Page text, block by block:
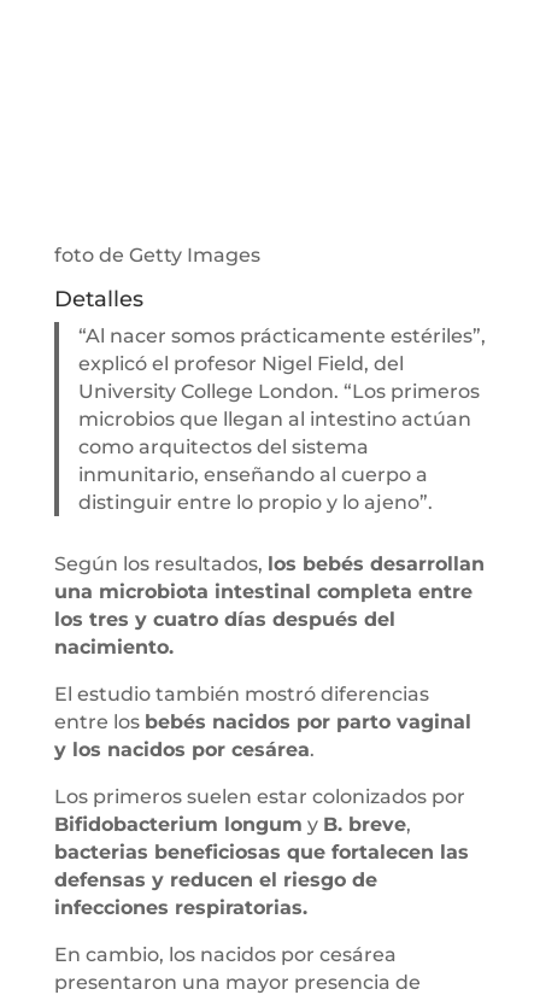
foto de Getty Images
Detalles
“Al nacer somos prácticamente estériles”,
explicó el profesor Nigel Field, del
University College London. “Los primeros
microbios que llegan al intestino actúan
como arquitectos del sistema
inmunitario, enseñando al cuerpo a
distinguir entre lo propio y lo ajeno”.
Según los resultados, los bebés desarrollan
una microbiota intestinal completa entre
los tres y cuatro días después del
nacimiento.
El estudio también mostró diferencias
entre los bebés nacidos por parto vaginal
y los nacidos por cesárea.
Los primeros suelen estar colonizados por
Bifidobacterium longum y B. breve,
bacterias beneficiosas que fortalecen las
defensas y reducen el riesgo de
infecciones respiratorias.
En cambio, los nacidos por cesárea
presentaron una mayor presencia de